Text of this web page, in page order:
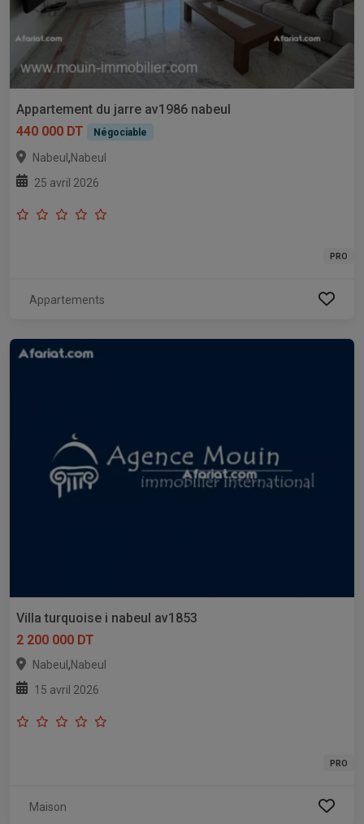
Appartement du jarre av1986 nabeul
440 000 DT
Négociable
Nabeul ,Nabeul
25 avril 2026
PRO
Appartements
Villa turquoise i nabeul av1853
2 200 000 DT
Nabeul,Nabeul
15 avril 2026
PRO
Maison